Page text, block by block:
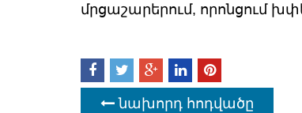
մրցաշարերում, որոնցում
նախորդ հոդվածը